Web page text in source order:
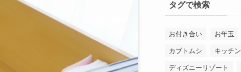
ータグで検索
お付き合い お年玉
カブトムシ キッチン
ディズニーリゾート